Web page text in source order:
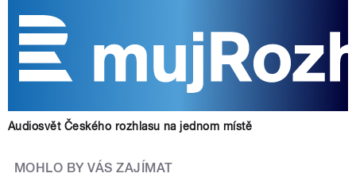
Audiosvět Českého rozhlasu na jednom místě
MOHLO BY VÁS ZAJÍMAT